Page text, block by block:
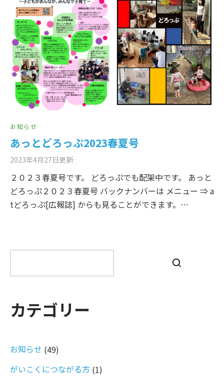
お知らせ
あっとどろっぷ2023春夏号
2023年4月27日更新
２０２３春夏号です。 どろっぷでも配架中です。 あっと
どろっぷ２０２３春夏号 バックナンバーは メニュー ⇒ a
tどろっぷ[広報誌] からも見ることができます。…
カテゴリー
お知らせ (49)
がいこくにつながる方 (1)